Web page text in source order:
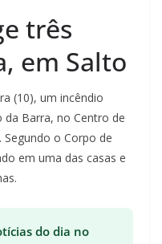
três
em Salto
(10), um incêndio
da Barra, no Centro de
Segundo o Corpo de
em uma das casas e
do dia no